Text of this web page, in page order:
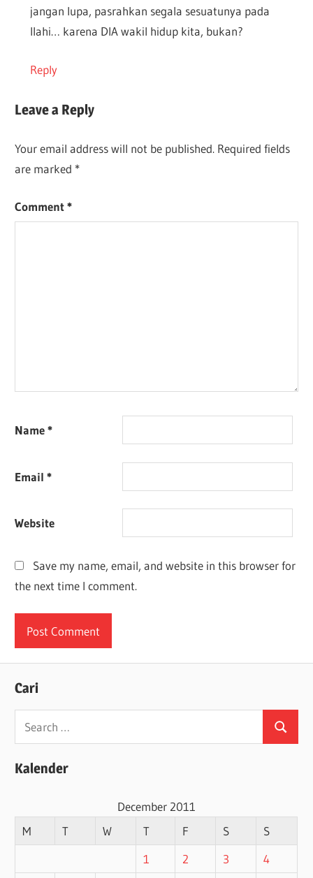
jangan lupa, pasrahkan segala sesuatunya pada
Ilahi… karena DIA wakil hidup kita, bukan?
Reply
Leave a Reply
Your email address will not be published. Required fields
are marked *
Comment*
Name*
Email*
Website
Save my name, email, and website in this browser for
the next time I comment.
Cari
Search
for:
Search
Kalender
December 2011
M
T W T F S
S
1
2 3
4